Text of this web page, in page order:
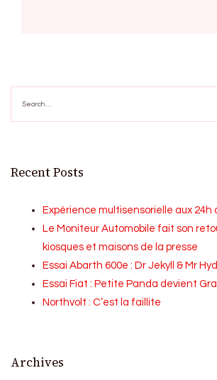
for:
Recent Posts
Expérience multisensorielle aux 24h
Le Moniteur Automobile fait son
kiosques et maisons de la presse
Essai Abarth 600e : Dr Jekyll & Mr
Essai Fiat : Petite Panda devient
Northvolt : C’est la faillite
Archives